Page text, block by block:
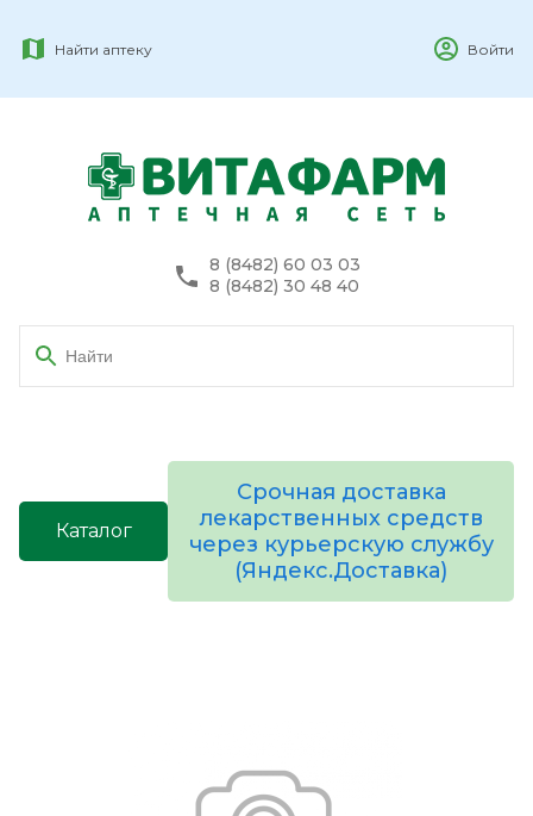
Найти аптеку Войти
8 (8482) 60 03 03
8 (8482) 30 48 40
Каталог
Срочная доставка
лекарственных средств
через курьерскую службу
(Яндекс.Доставка)